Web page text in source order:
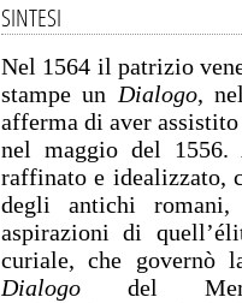
SINTESI
Nel 1564 il patrizio
stampe un Dialogo,
afferma di aver assistito
nel maggio del 1556.
raffinato e idealizzato,
degli antichi
aspirazioni di
curiale, che governò
Dialogo del